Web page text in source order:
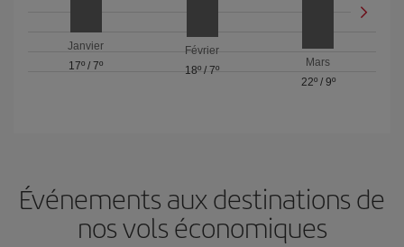
Janvier
17º /7º
Février
18º / 7º
Mars
22º/ 9º
Événements aux destinations de
nos vols économiques